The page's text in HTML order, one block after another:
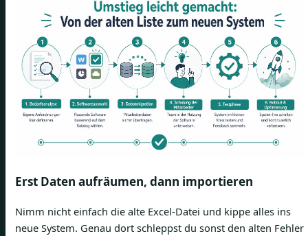
Erst Daten aufräumen, dann importieren
Nimm nicht einfach die alte Excel-Datei und kippe alles ins
neue System. Genau dort schleppst du sonst den alten Fehler